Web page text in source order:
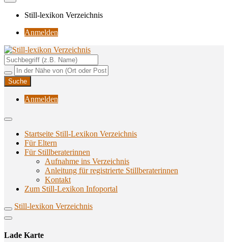
Still-lexikon Verzeichnis
Anmelden
Still-lexikon Verzeichnis
Unterstützungsangebote rund ums Stillen
Anmelden
Startseite Still-Lexikon Verzeichnis
Für Eltern
Für Stillberaterinnen
Aufnahme ins Verzeichnis
Anlei­tung für regis­trier­te Stillberaterinnen
Kon­takt
Zum Still-Lexikon Infoportal
Still-lexikon Verzeichnis
Lade Karte